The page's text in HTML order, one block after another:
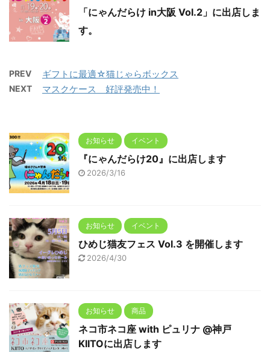
「にゃんだらけ in大阪 Vol.2」に出店しま
す。
PREV ギフトに最適☆猫じゃらボックス
NEXT マスクケース 好評発売中！
お知らせ イベント
『にゃんだらけ20』に出店します
2026/3/16
お知らせ イベント
ひめじ猫友フェス Vol.3 を開催します
2026/4/30
お知らせ 商品
ネコ市ネコ座 with ピュリナ @神戸
KIITOに出店します